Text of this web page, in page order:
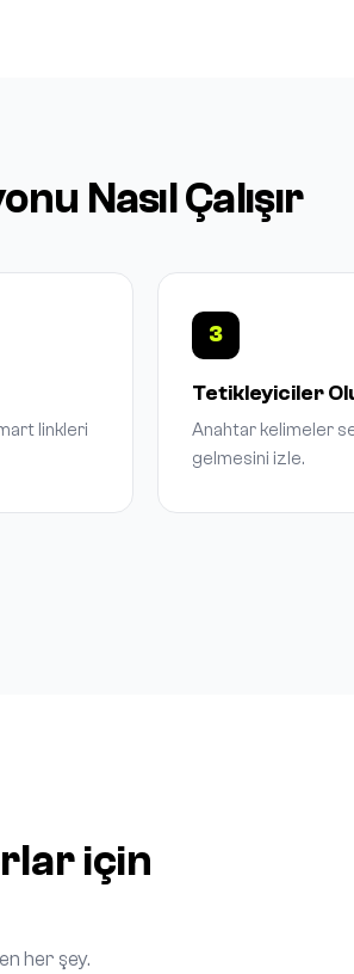
Nasıl Çalışır
linkleri
3
Tetikleyiciler
Anahtar kelimeler
gelmesini izle.
için
her şey.